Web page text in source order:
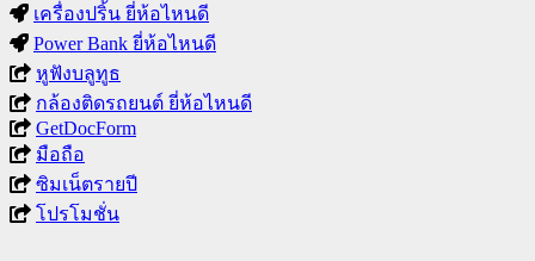
เครื่องปริ้น ยี่ห้อไหนดี
Power Bank ยี่ห้อไหนดี
หูฟังบลูทูธ
กล้องติดรถยนต์ ยี่ห้อไหนดี
GetDocForm
มือถือ
ซิมเน็ตรายปี
โปรโมชั่น